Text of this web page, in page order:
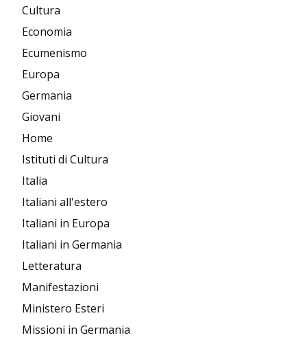
Cultura
Economia
Ecumenismo
Europa
Germania
Giovani
Home
Istituti di Cultura
Italia
Italiani all'estero
Italiani in Europa
Italiani in Germania
Letteratura
Manifestazioni
Ministero Esteri
Missioni in Germania